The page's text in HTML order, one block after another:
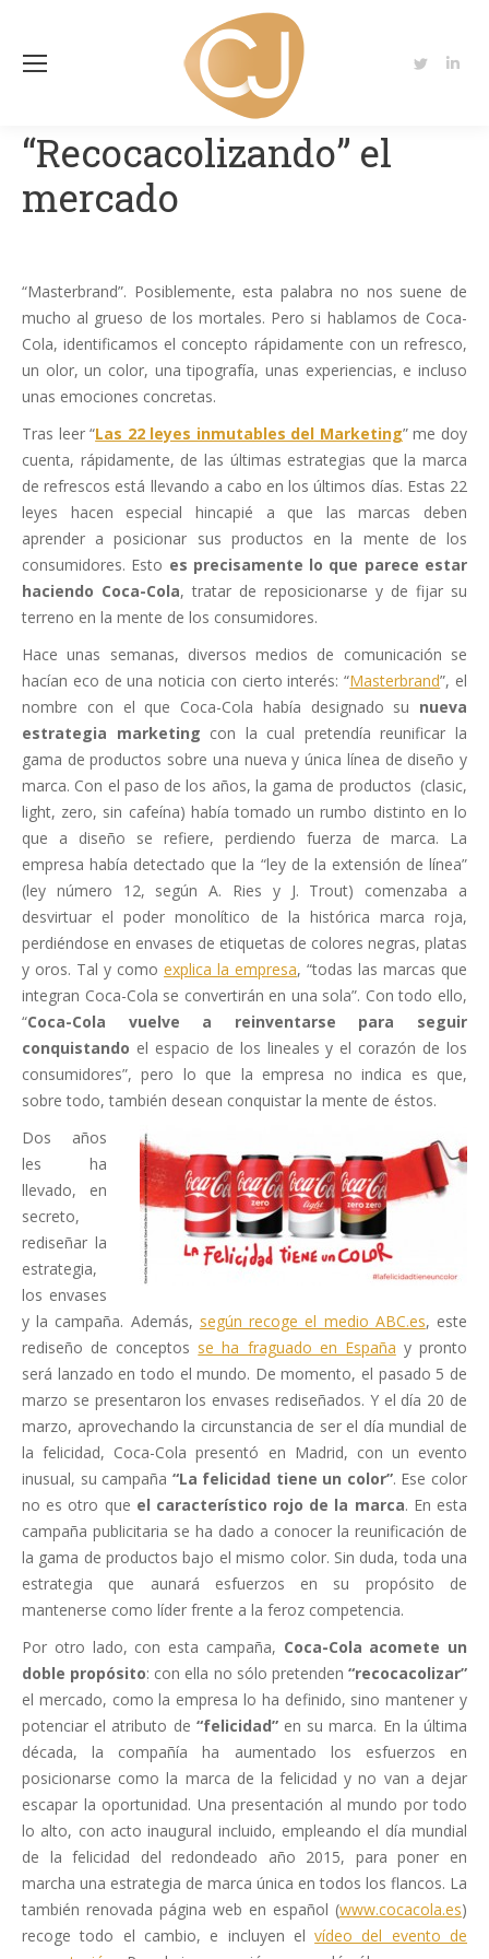
Twitter
“Recocacolizando” el
mercado
“Masterbrand”. Posiblemente, esta palabra no nos suene de
mucho al grueso de los mortales. Pero si hablamos de Coca-
Cola, identificamos el concepto rápidamente con un refresco,
un olor, un color, una tipografía, unas experiencias, e incluso
unas emociones concretas.
Tras leer “Las 22 leyes inmutables del Marketing” me doy
cuenta, rápidamente, de las últimas estrategias que la marca
de refrescos está llevando a cabo en los últimos días. Estas 22
leyes hacen especial hincapié a que las marcas deben
aprender a posicionar sus productos en la mente de los
consumidores. Esto es precisamente lo que parece estar
haciendo Coca-Cola, tratar de reposicionarse y de fijar su
terreno en la mente de los consumidores.
Hace unas semanas, diversos medios de comunicación se
hacían eco de una noticia con cierto interés: “Masterbrand”, el
nombre con el que Coca-Cola había designado su nueva
estrategia marketing con la cual pretendía reunificar la
gama de productos sobre una nueva y única línea de diseño y
marca. Con el paso de los años, la gama de productos (clasic,
light, zero, sin cafeína) había tomado un rumbo distinto en lo
que a diseño se refiere, perdiendo fuerza de marca. La
empresa había detectado que la “ley de la extensión de línea”
(ley número 12, según A. Ries y J. Trout) comenzaba a
desvirtuar el poder monolítico de la histórica marca roja,
perdiéndose en envases de etiquetas de colores negras, platas
y oros. Tal y como explica la empresa, “todas las marcas que
integran Coca-Cola se convertirán en una sola”. Con todo ello,
“Coca-Cola vuelve a reinventarse para seguir
conquistando el espacio de los lineales y el corazón de los
consumidores”, pero lo que la empresa no indica es que,
sobre todo, también desean conquistar la mente de éstos.
Dos años
les ha
llevado, en
secreto,
rediseñar la
estrategia,
los envases
y la campaña. Además, según recoge el medio ABC.es, este
rediseño de conceptos se ha fraguado en España y pronto
será lanzado en todo el mundo. De momento, el pasado 5 de
marzo se presentaron los envases rediseñados. Y el día 20 de
marzo, aprovechando la circunstancia de ser el día mundial de
la felicidad, Coca-Cola presentó en Madrid, con un evento
inusual, su campaña “La felicidad tiene un color”. Ese color
no es otro que el característico rojo de la marca. En esta
campaña publicitaria se ha dado a conocer la reunificación de
la gama de productos bajo el mismo color. Sin duda, toda una
estrategia que aunará esfuerzos en su propósito de
mantenerse como líder frente a la feroz competencia.
Por otro lado, con esta campaña, Coca-Cola acomete un
doble propósito: con ella no sólo pretenden“recocacolizar”
el mercado, como la empresa lo ha definido, sino mantener y
potenciar el atributo de “felicidad”en su marca. En la última
década, la compañía ha aumentado los esfuerzos en
posicionarse como la marca de la felicidad y no van a dejar
escapar la oportunidad. Una presentación al mundo por todo
lo alto, con acto inaugural incluido, empleando el día mundial
de la felicidad del redondeado año 2015, para poner en
marcha una estrategia de marca única en todos los flancos. La
también renovada página web en español (www.cocacola.es)
recoge todo el cambio, e incluyen elvídeo del evento de